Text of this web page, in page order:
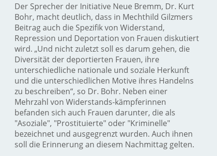
Der Sprecher der Initiative Neue Bremm, Dr. Kurt
Bohr, macht deutlich, dass in Mechthild Gilzmers
Beitrag auch die Spezifik von Widerstand,
Repression und Deportation von Frauen diskutiert
wird. „Und nicht zuletzt soll es darum gehen, die
Diversität der deportierten Frauen, ihre
unterschiedliche nationale und soziale Herkunft
und die unterschiedlichen Motive ihres Handelns
zu beschreiben“, so Dr. Bohr. Neben einer
Mehrzahl von Widerstands-kämpferinnen
befanden sich auch Frauen darunter, die als
"Asoziale", "Prostituierte" oder "Kriminelle"
bezeichnet und ausgegrenzt wurden. Auch ihnen
soll die Erinnerung an diesem Nachmittag gelten.